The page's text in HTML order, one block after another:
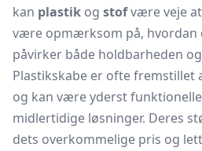
kan plastik og stofvære veje
være opmærksom på, hvordan
påvirker både holdbarheden
Plastikskabe er ofte
og kan være yderst
midlertidige løsninger. Deres
dets overkommelige pris og